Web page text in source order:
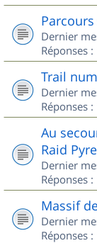
Dernier
Réponses :
Trail
Dernier
Réponses :
Au
Raid
Dernier
Réponses :
Massif
Dernier
Réponses :